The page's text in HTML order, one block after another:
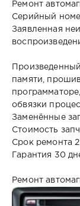
Ремонт
Серийный
Заявленная
памяти,
обвязки
Заменённые
Стоимость
Срок ремонта 2
Гарантия 30
Ремонт